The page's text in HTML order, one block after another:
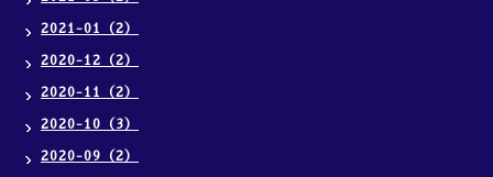
2021-01（2）
2020-12（2）
2020-11（2）
2020-10（3）
2020-09（2）